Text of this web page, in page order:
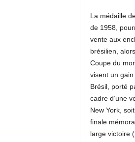
La médaille
de 1958,
vente aux
brésilien,
Coupe du
visent un
Brésil, porté
cadre d’une
New York,
finale
large victoire